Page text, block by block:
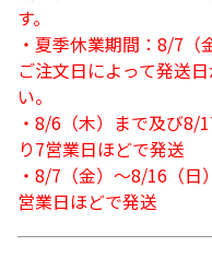
す。
・夏季休業期間：8/7（
ご注文日によって発送
い。
・8/6（木）まで及び8/
り7営業日ほどで発送
・8/7（金）～8/16（
営業日ほどで発送